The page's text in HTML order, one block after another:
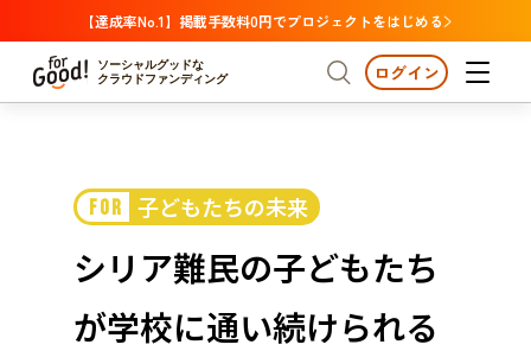
【達成率No.1】掲載手数料0円でプロジェクトをはじめる
ソーシャルグッドな
クラウドファンディング
プロジェクトからさがす
カテゴリーからさがす 国際協力
医療・福祉
人権・マイノリティ
注目 新着
支援金額が多い
支援人数が多い
終了日が近い
カテゴリーからさがす
国際協力 医療・福祉
子ども・教育
ログイン
FOR 子どもたちの未来
シリア難民の子どもたち
が学校に通い続けられる